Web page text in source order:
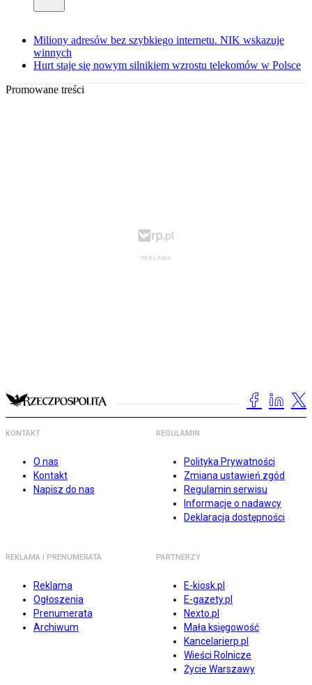
Miliony adresów bez szybkiego internetu. NIK wskazuje
winnych
Hurt staje się nowym silnikiem wzrostu telekomów w Polsce
Promowane treści
KONTAKT
O nas
Kontakt
Napisz do nas
REGULAMIN
Polityka Prywatności
Zmiana ustawień zgód
Regulamin serwisu
Informacje o nadawcy
Deklaracja dostępności
REKLAMA I PRENUMERATA
Reklama
Ogłoszenia
Prenumerata
Archiwum
PARTNERZY
E-kiosk.pl
E-gazety.pl
Nexto.pl
Mała księgowość
Kancelarierp.pl
Wieści Rolnicze
Życie Warszawy